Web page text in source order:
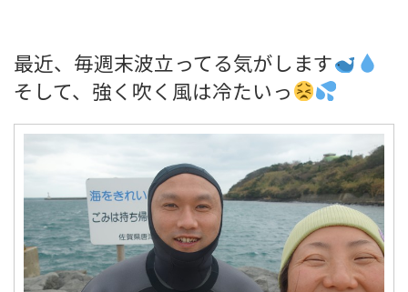
最近、毎週末波立ってる気がします
そして、強く吹く風は冷たいっ